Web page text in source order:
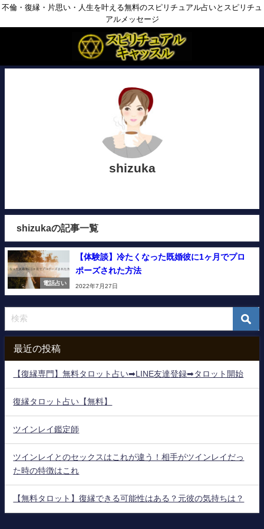
不倫・復縁・片思い・人生を叶える無料のスピリチュアル占いとスピリチュ
アルメッセージ
shizuka
shizukaの記事一覧
電話占い
【体験談】冷たくなった既婚彼に1ヶ月でプロ
ポーズされた方法
2022年7月27日
最近の投稿
【復縁専門】無料タロット占い➡LINE友達登録➡タロット開始
復縁タロット占い【無料】
ツインレイ鑑定師
ツインレイとのセックスはこれが違う！相手がツインレイだっ
た時の特徴はこれ
【無料タロット】復縁できる可能性はある？元彼の気持ちは？